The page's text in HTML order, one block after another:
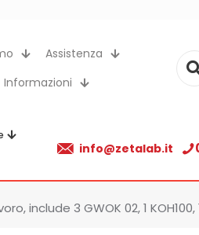
Assistenza
Informazioni
info@zetalab.it
include 3 GWOK 02, 1